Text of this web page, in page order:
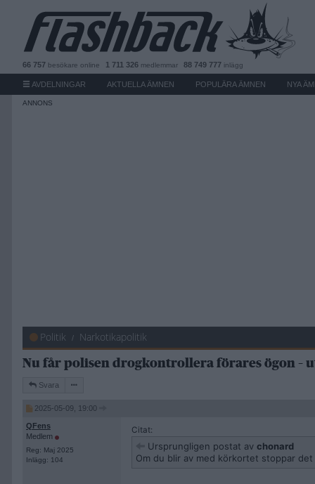
66 757 besökare online 1 711 326 medlemmar 88 749 777 inlägg
AVDELNINGAR AKTUELLA ÄMNEN POPULÄRA ÄMNEN NYA
Politik Narkotikapolitik
Nu får polisen drogkontrollera förares ögon –
Svara
2025-05-09, 19:00
QFens
Medlem
Reg: Maj 2025
Inlägg: 104
Citat:
Ursprungligen postat av chonard
Om du blir av med körkortet stoppar det